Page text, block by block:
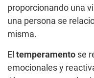
proporcionando una
una persona se
misma.
El temperamento se
emocionales y